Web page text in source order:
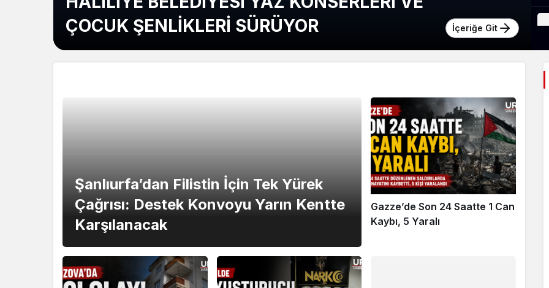
ÇOCUK ŞENLİKLERİ SÜRÜYOR
İçeriğe Git
Şanlıurfa’dan Filistin İçin Tek Yürek
Çağrısı: Destek Konvoyu Yarın Kentte
Karşılanacak
Gazze’de Son 24 Saatte 1 Can
Kaybı, 5 Yaralı